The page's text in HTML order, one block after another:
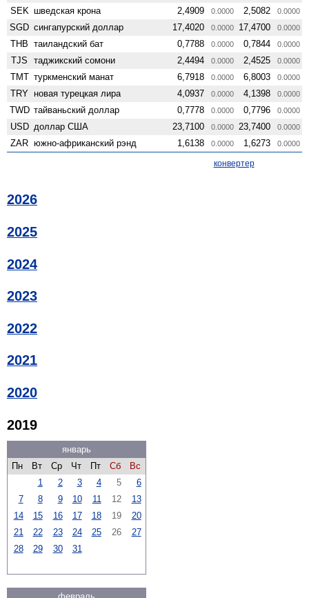
SEK шведская крона 2,4909 0.0000 2,5082 0.0000
SGD сингапурский доллар 17,4020 0.0000 17,4700 0.0000
THB таиландский бат 0,7788 0.0000 0,7844 0.0000
TJS таджикский сомони 2,4494 0.0000 2,4525 0.0000
TMT туркменский манат 6,7918 0.0000 6,8003 0.0000
TRY новая турецкая лира 4,0937 0.0000 4,1398 0.0000
TWD тайваньский доллар 0,7778 0.0000 0,7796 0.0000
USD доллар США 23,7100 0.0000 23,7400 0.0000
ZAR южно-африканский рэнд 1,6138 0.0000 1,6273 0.0000
конвертер
2026
2025
2024
2023
2022
2021
2020
2019
январь
Пн
Вт Ср Чт Пт Сб
Вс
1
2 3 4 5
6
7
8 9 10 11 12
13
14
15 16 17 18 19
20
21
22 23 24 25 26
27
28
29 30 31